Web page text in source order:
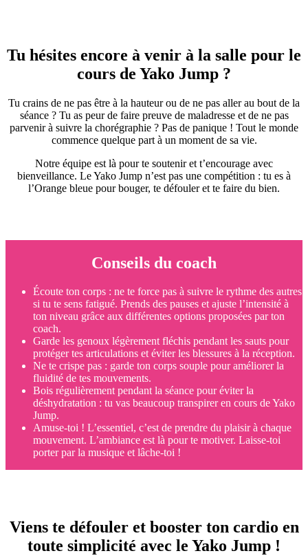
Tu hésites encore à venir à la salle pour le
cours de Yako Jump ?
Tu crains de ne pas être à la hauteur ou de ne pas aller au bout de la
séance ? Tu as peur de faire preuve de maladresse et de ne pas
parvenir à suivre la chorégraphie ? Pas de panique ! Tout le monde
commence quelque part à un moment de sa vie.
Notre équipe est là pour te soutenir et t’encourage avec
bienveillance. Le Yako Jump n’est pas une compétition : tu es à
l’Orange bleue pour bouger, te défouler et te faire du bien.
Conseils du coach
Écoute ton corps : ne te force pas à suivre le rythme des autres
si tu te sens fatigué. Prends des pauses et ajuste l’intensité à
ton niveau grâce aux différentes options proposées par ton
coach.
Garde les genoux légèrement fléchis pendant les sauts pour
protéger tes articulations et éviter les blessures à la réception.
Ne te crispe pas : garde ton corps souple pour améliorer la
fluidité de tes mouvements.
Bois régulièrement pendant la séance pour éviter la
déshydratation : tu vas beaucoup transpirer en cours de Yako
Jump.
Amuse-toi ! L’essentiel, c’est de prendre du plaisir à chaque
mouvement. L’ambiance est là pour te motiver. Laisse-toi
porter par la musique et lâche-toi !
Viens te défouler et booster ton cardio en
toute simplicité avec le Yako Jump !